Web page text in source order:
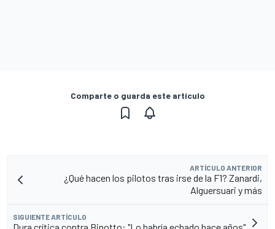
Comparte o guarda este artículo
ARTÍCULO ANTERIOR
¿Qué hacen los pilotos tras irse de la F1? Zanardi,
Alguersuari y más
SIGUIENTE ARTÍCULO
Dura crítica contra Binotto: "Lo habría echado hace años"